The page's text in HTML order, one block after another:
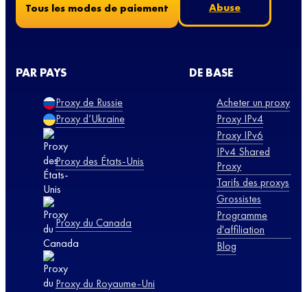
Tous les modes de paiement Abuse
PAR PAYS
Proxy de Russie
Proxy d’Ukraine
Proxy des États-Unis
Proxy du Canada
Proxy du Royaume-Uni
DE BASE
Acheter un proxy
Proxy IPv4
Proxy IPv6
IPv4 Shared
Proxy
Tarifs des proxys
Grossistes
Programme
d'affiliation
Blog